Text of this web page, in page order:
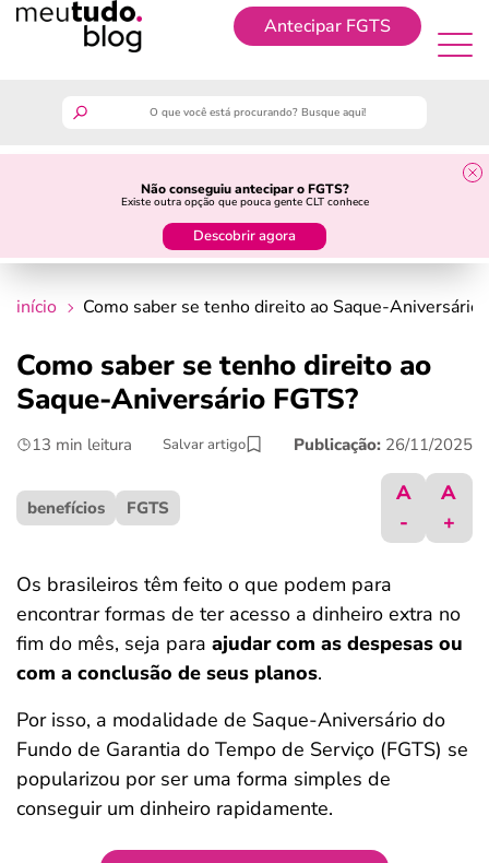
Antecipar FGTS
Não conseguiu antecipar o FGTS?
Existe outra opção que pouca gente CLT conhece
Descobrir agora
Antecipar FGTS
guia do trabalhador
crédito fácil
últimas notícias
ferramentas
início Como saber se tenho direito ao Saque-Aniversário
Como saber se tenho direito ao
Saque-Aniversário FGTS?
13 min leitura Salvar artigo Publicação: 26/11/2025
benefícios FGTS
A
-
A
+
Os brasileiros têm feito o que podem para
encontrar formas de ter acesso a dinheiro extra no
fim do mês, seja para ajudar com as despesas ou
com a conclusão de seus planos.
Por isso, a modalidade de Saque-Aniversário do
Fundo de Garantia do Tempo de Serviço (FGTS) se
popularizou por ser uma forma simples de
conseguir um dinheiro rapidamente.